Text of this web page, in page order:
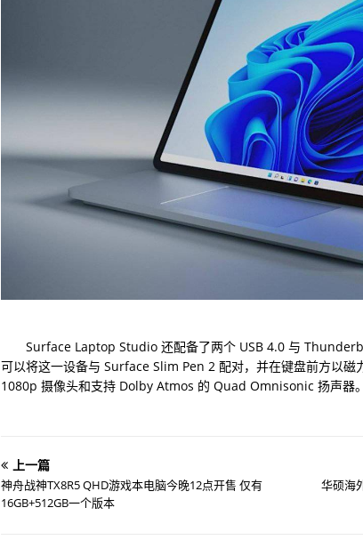
Surface Laptop Studio 还配备了两个 USB 4.0 与
可以将这一设备与 Surface Slim Pen 2 配对，并在键盘前方以磁
1080p 摄像头和支持 Dolby Atmos 的 Quad Omnisonic 扬声器。
上一篇
神舟战神TX8R5 QHD游戏本电脑今晚12点开售 仅有
16GB+512GB一个版本
华硕海